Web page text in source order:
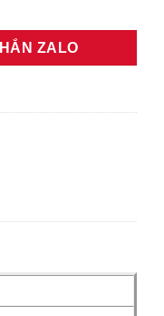
ZALO